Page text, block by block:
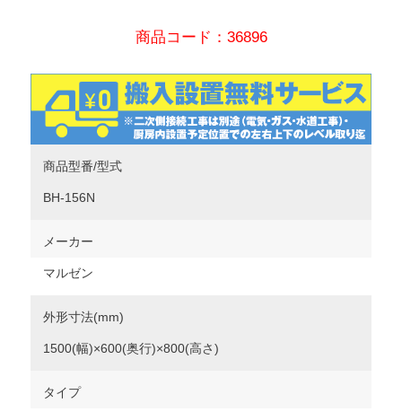
商品コード：36896
商品型番/型式
BH-156N
メーカー
マルゼン
外形寸法(mm)
1500(幅)×600(奥行)×800(高さ)
タイプ